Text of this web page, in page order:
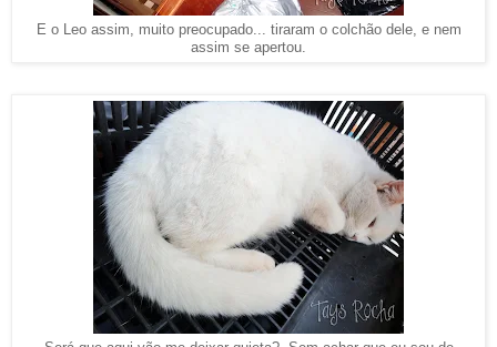
E o Leo assim, muito preocupado... tiraram o colchão dele, e nem
assim se apertou.